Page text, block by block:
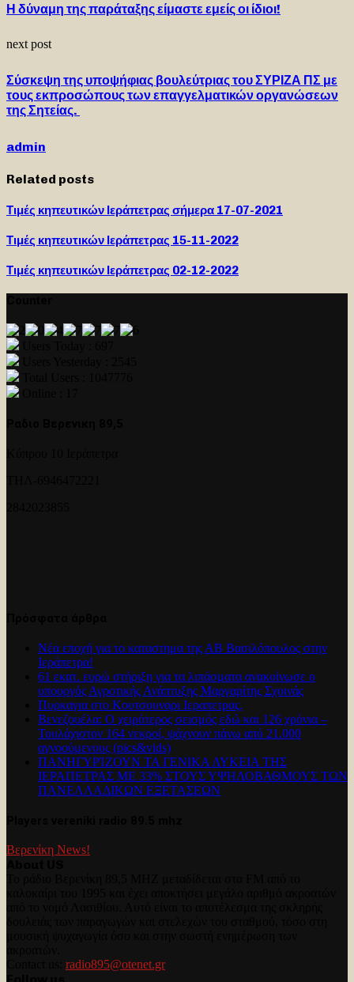
Η δύναμη της παράταξης είμαστε εμείς οι ίδιοι!
next post
Σύσκεψη της υποψήφιας βουλεύτριας του ΣΥΡΙΖΑ ΠΣ με
τους εκπροσώπους των επαγγελματικών οργανώσεων
της Σητείας.
admin
Related posts
Τιμές κηπευτικών Ιεράπετρας σήμερα 17-07-2021
Τιμές κηπευτικών Ιεράπετρας 15-11-2022
Τιμές κηπευτικών Ιεράπετρας 02-12-2022
Νέα εποχή για το καταστημα της ΑΒ Βασιλόπουλος στην
Ιεράπετρα!
61 εκατ. ευρώ στήριξη για τα λιπάσματα ανακοίνωσε ο
υπουργός Αγροτικής Ανάπτυξης Μαργαρίτης Σχοινάς
Πυρκαγια στο Κουτσουναρι Ιεραπετρας.
Βενεζουέλα: Ο χειρότερος σεισμός εδώ και 126 χρόνια –
Τουλάχιστον 164 νεκροί, ψάχνουν πάνω από 21.000
αγνοούμενους (pics&vids)
ΠΑΝΗΓΥΡΊΖΟΥΝ ΤΑ ΓΕΝΙΚΑ ΛΥΚΕΙΑ ΤΗΣ
ΙΕΡΑΠΕΤΡΑΣ ΜΕ 33% ΣΤΟΥΣ ΥΨΗΛΟΒΑΘΜΟΥΣ ΤΩΝ
ΠΑΝΕΛΛΑΔΙΚΩΝ ΕΞΕΤΑΣΕΩΝ
Βερενίκη News!
radio895@otenet.gr